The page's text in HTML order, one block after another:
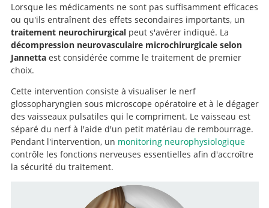
Lorsque les médicaments ne sont pas suffisamment efficaces
ou qu'ils entraînent des effets secondaires importants, un
traitement neurochirurgicalpeut s'avérer indiqué. La
décompression neurovasculaire microchirurgicale selon
Jannettaest considérée comme le traitement de premier
choix.
Cette intervention consiste à visualiser le nerf
glossopharyngien sous microscope opératoire et à le dégager
des vaisseaux pulsatiles qui le compriment. Le vaisseau est
séparé du nerf à l'aide d'un petit matériau de rembourrage.
Pendant l'intervention, un monitoring neurophysiologique
contrôle les fonctions nerveuses essentielles afin d'accroître
la sécurité du traitement.